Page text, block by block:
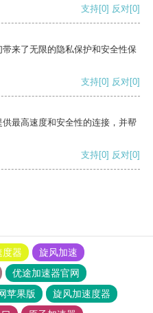
支持[0] 反对[0]
来了无限的隐私保护和安全性保
支持[0] 反对[0]
最高速度和安全性的连接，并帮
支持[0] 反对[0]
度器
旋风加速
优途加速器官网
苹果版
旋风加速度器